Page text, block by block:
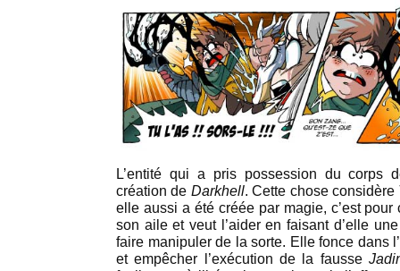
L’entité qui a pris possession du corps
création de Darkhell. Cette chose considère
elle aussi a été créée par magie, c’est pour
son aile et veut l’aider en faisant d’elle
faire manipuler de la sorte. Elle fonce dans
et empêcher l’exécution de la fausse